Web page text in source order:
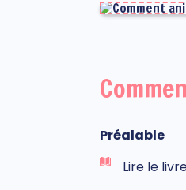
Préalable
Lire le